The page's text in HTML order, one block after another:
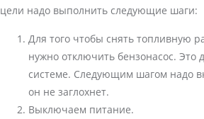
цели надо выполнить следующие шаги:
Для того чтобы снять топливную
нужно отключить бензонасос. Это
системе. Следующим шагом надо
он не заглохнет.
Выключаем питание.